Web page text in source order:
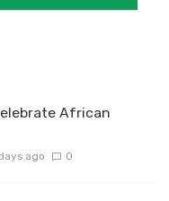
African
ago 0